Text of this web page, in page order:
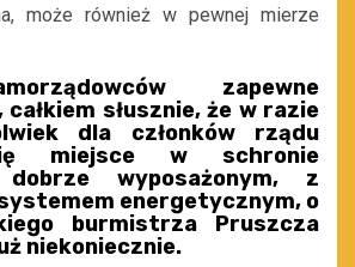
może również w pewnej mierze
zapewne
słusznie, że w razie
dla członków rządu
miejsce w schronie
dobrze wyposażonym, z
energetycznym, o
burmistrza Pruszcza
niekoniecznie.